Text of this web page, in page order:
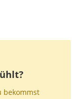
bekommst